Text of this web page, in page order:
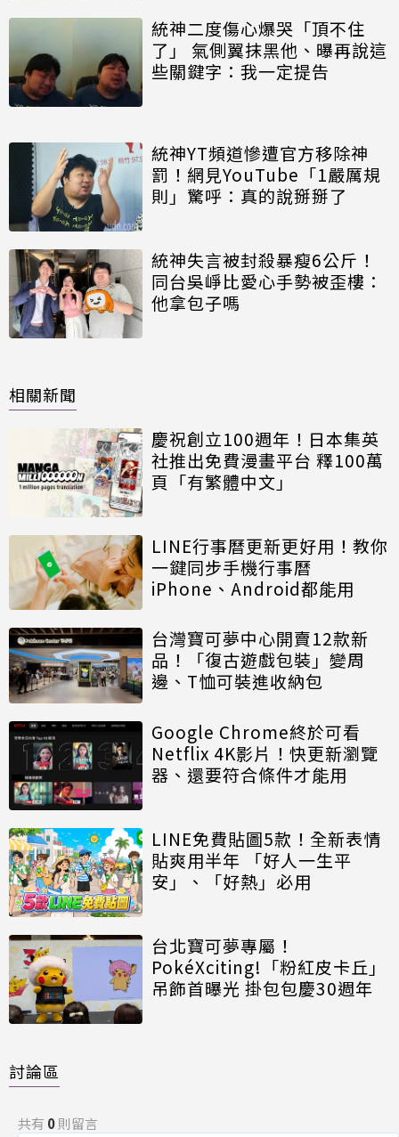
統神二度傷心爆哭「頂不住
了」 氣側翼抹黑他、曝再說這
些關鍵字：我一定提告
統神YT頻道慘遭官方移除神
罰！網見YouTube「1嚴厲規
則」驚呼：真的說掰掰了
統神失言被封殺暴瘦6公斤！
同台吳崢比愛心手勢被歪樓：
他拿包子嗎
相關新聞
慶祝創立100週年！日本集英
社推出免費漫畫平台 釋100萬
頁「有繁體中文」
LINE行事曆更新更好用！教你
一鍵同步手機行事曆
iPhone、Android都能用
台灣寶可夢中心開賣12款新
品！「復古遊戲包裝」變周
邊、T恤可裝進收納包
Google Chrome終於可看
Netflix 4K影片！快更新瀏覽
器、還要符合條件才能用
LINE免費貼圖5款！全新表情
貼爽用半年 「好人一生平
安」、「好熱」必用
台北寶可夢專屬！
PokéXciting!「粉紅皮卡丘」
吊飾首曝光 掛包包慶30週年
討論區
共有 0則留言